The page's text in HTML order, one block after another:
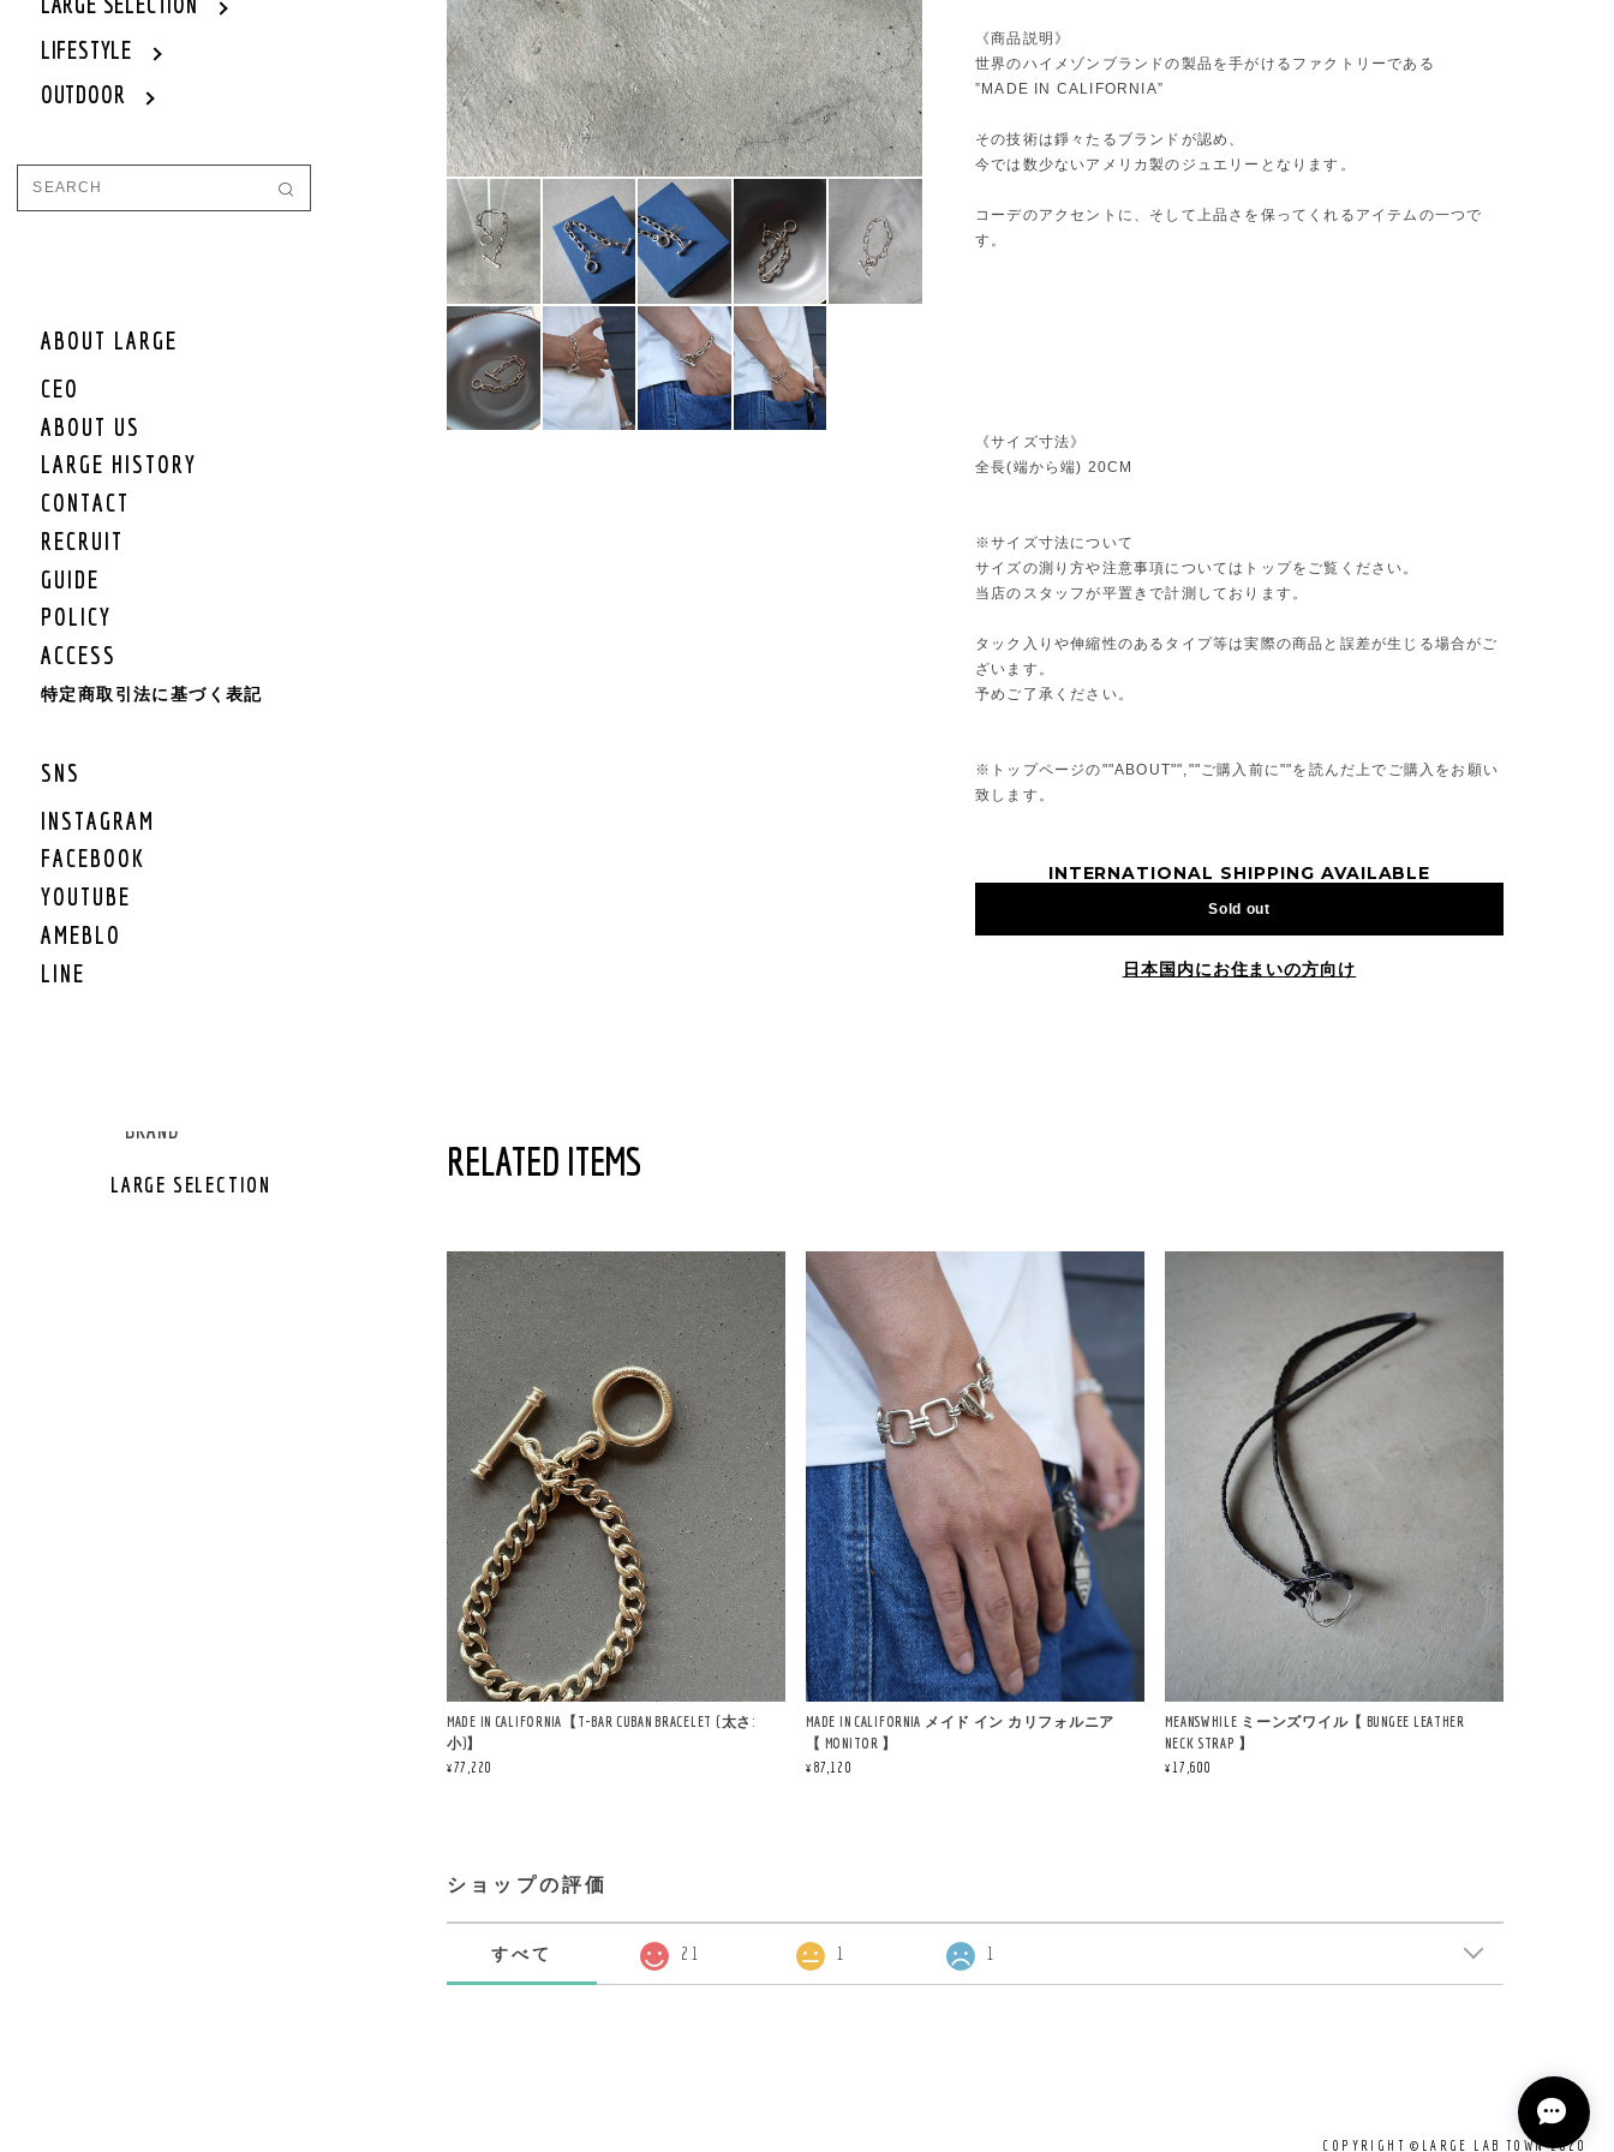
《商品説明》
世界のハイメゾンブランドの製品を手がけるファクトリーである
”MADE IN CALIFORNIA”
その技術は錚々たるブランドが認め、
今では数少ないアメリカ製のジュエリーとなります。
コーデのアクセントに、そして上品さを保ってくれるアイテムの一つで
す。
《サイズ寸法》
全長(端から端) 20CM
※サイズ寸法について
サイズの測り方や注意事項についてはトップをご覧ください。
当店のスタッフが平置きで計測しております。
タック入りや伸縮性のあるタイプ等は実際の商品と誤差が生じる場合がご
ざいます。
予めご了承ください。
※トップページの""ABOUT"",""ご購入前に""を読んだ上でご購入をお願い
致します。
INTERNATIONAL SHIPPING AVAILABLE
Sold out
日本国内にお住まいの方向け
RELATED ITEMS
MADE IN CALIFORNIA【T-BAR CUBAN BRACELET (太さ:
小)】
¥77,220
MADE IN CALIFORNIA メイド イン カリフォルニア
【 MONITOR 】
¥87,120
MEANSWHILE ミーンズワイル【 BUNGEE LEATHER
NECK STRAP 】
¥17,600
ショップの評価
すべて 21 1 1
WOMEN TOPS
WOMEN ONE PIECE
WOMEN CAP/HAT
WOMEN SHOES
WOMEN OTHER
WOMEN BRAND
KIDS OUTER
KIDS TOPS
KIDS BOTTOMS
KIDS CAP/HAT
KIDS BAG
KIDS ACCESSORY
KIDS GOODS
KIDS ROMPERS
KIDS BRAND
LIFESTYLE
GEAR TARP/TENT
GEAR MAT
GEAR BRAND
LARGE SELECTION
COPYRIGHT ©LARGE LAB TOWN 2020
LIFESTYLE
OUTDOOR
ABOUT LARGE
CEO
ABOUT US
LARGE HISTORY
CONTACT
RECRUIT
GUIDE
POLICY
ACCESS
特定商取引法に基づく表記
SNS
INSTAGRAM
FACEBOOK
YOUTUBE
AMEBLO
LINE